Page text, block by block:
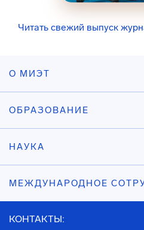
Читать свежий выпуск
О МИЭТ
ОБРАЗОВАНИЕ
НАУКА
МЕЖДУНАРОДНОЕ
КОНТАКТЫ: